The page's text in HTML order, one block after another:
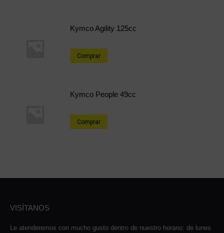
Kymco Agility 125cc
Comprar
Kymco People 49cc
Comprar
VISÍTANOS
Le atenderemos con mucho gusto dentro de nuestro horario: de lunes